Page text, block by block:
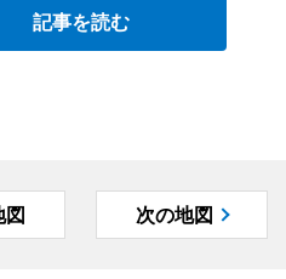
記事を読む
図 次の地図